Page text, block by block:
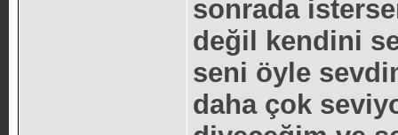
sonrada
değil kendini
seni öyle
daha çok